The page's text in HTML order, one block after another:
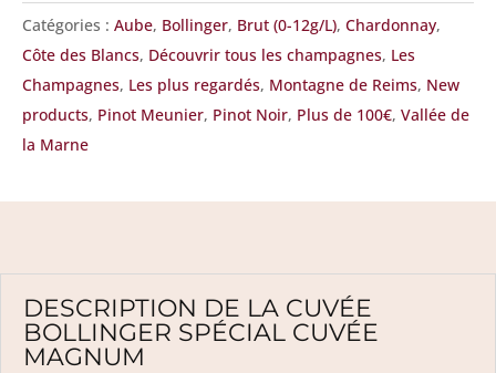
Catégories : Aube, Bollinger, Brut (0-12g/L), Chardonnay,
Côte des Blancs, Découvrir tous les champagnes, Les
Champagnes, Les plus regardés, Montagne de Reims, New
products, Pinot Meunier, Pinot Noir, Plus de 100€, Vallée de
la Marne
DESCRIPTION DE LA CUVÉE
BOLLINGER SPÉCIAL CUVÉE
MAGNUM